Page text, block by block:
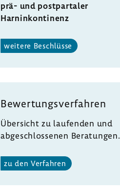
prä- und postpartaler
Harninkontinenz
weitere Beschlüsse
Bewertungsverfahren
Übersicht zu laufenden und
abgeschlossenen Beratungen.
zu den Verfahren